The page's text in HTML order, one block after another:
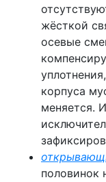
жёсткой
осевые
корпуса
меняется.
половинок